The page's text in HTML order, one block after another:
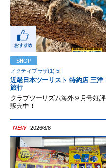
SHOP
ノクティプラザ(1) 5F
近畿日本ツーリスト 特約店 三洋
旅行
クラブツーリズム海外９月号好評
販売中！
NEW 2026/8/8